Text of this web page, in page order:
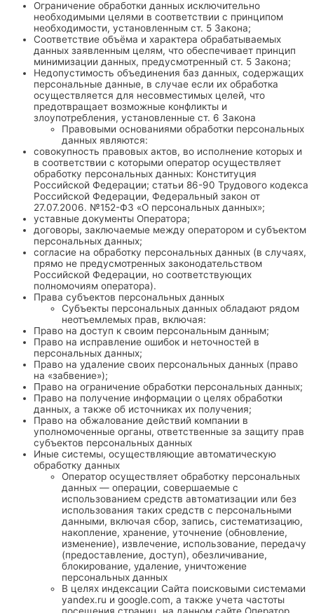
Ограничение обработки данных исключительно
необходимыми целями в соответствии с принципом
необходимости, установленным ст. 5 Закона;
Соответствие объёма и характера обрабатываемых
данных заявленным целям, что обеспечивает принцип
минимизации данных, предусмотренный ст. 5 Закона;
Недопустимость объединения баз данных, содержащих
персональные данные, в случае если их обработка
осуществляется для несовместимых целей, что
предотвращает возможные конфликты и
злоупотребления, установленные ст. 6 Закона
Правовыми основаниями обработки персональных
данных являются:
совокупность правовых актов, во исполнение которых и
в соответствии с которыми оператор осуществляет
обработку персональных данных: Конституция
Российской Федерации; статьи 86-90 Трудового кодекса
Российской Федерации, Федеральный закон от
27.07.2006. №152-ФЗ «О персональных данных»;
уставные документы Оператора;
договоры, заключаемые между оператором и субъектом
персональных данных;
согласие на обработку персональных данных (в случаях,
прямо не предусмотренных законодательством
Российской Федерации, но соответствующих
полномочиям оператора).
Права субъектов персональных данных
Субъекты персональных данных обладают рядом
неотъемлемых прав, включая:
Право на доступ к своим персональным данным;
Право на исправление ошибок и неточностей в
персональных данных;
Право на удаление своих персональных данных (право
на «забвение»);
Право на ограничение обработки персональных данных;
Право на получение информации о целях обработки
данных, а также об источниках их получения;
Право на обжалование действий компании в
уполномоченные органы, ответственные за защиту прав
субъектов персональных данных
Иные системы, осуществляющие автоматическую
обработку данных
Оператор осуществляет обработку персональных
данных — операции, совершаемые с
использованием средств автоматизации или без
использования таких средств с персональными
данными, включая сбор, запись, систематизацию,
накопление, хранение, уточнение (обновление,
изменение), извлечение, использование, передачу
(предоставление, доступ), обезличивание,
блокирование, удаление, уничтожение
персональных данных
В целях индексации Сайта поисковыми системами
yandex.ru и google.com, а также учета частоты